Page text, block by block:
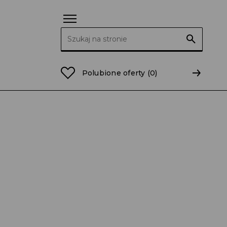
Polubione oferty (0)